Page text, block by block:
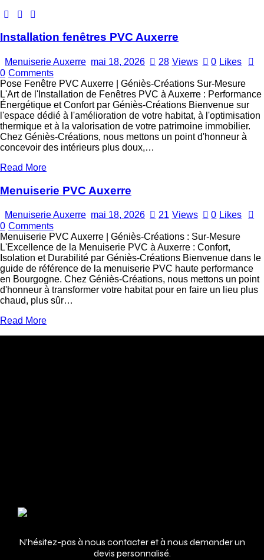
Installation fenêtres PVC Auxerre
Menuiserie Auxerre mai 18, 2026 28 Views 0 Likes
0 Comments
Pose Fenêtre PVC Auxerre | Géniès-Créations Sur-Mesure
L'Art de l'Installation de Fenêtres PVC à Auxerre : Performance
Énergétique et Confort par Géniès-Créations Bienvenue sur
l'espace dédié à l'amélioration de votre habitat, à l'optimisation
thermique et à la valorisation de votre patrimoine immobilier.
Chez Géniès-Créations, nous mettons un point d'honneur à
concevoir des intérieurs plus doux,…
Read More
Menuiserie PVC Auxerre
Menuiserie Auxerre mai 18, 2026 21 Views 0 Likes
0 Comments
Menuiserie PVC Auxerre | Géniès-Créations : Sur-Mesure
L'Excellence de la Menuiserie PVC à Auxerre : Confort,
Isolation et Durabilité par Géniès-Créations Bienvenue dans le
guide de référence de la menuiserie PVC haute performance
en Bourgogne. Chez Géniès-Créations, nous mettons un point
d'honneur à transformer votre habitat pour en faire un lieu plus
chaud, plus sûr…
Read More
N’hésitez-pas à nous contacter et à nous demander un
devis personnalisé.